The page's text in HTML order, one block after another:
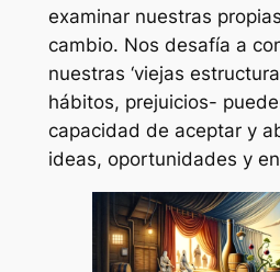
examinar nuestras
cambio. Nos desafía a
nuestras ‘viejas
hábitos, prejuicios-
capacidad de aceptar y
ideas, oportunidades y